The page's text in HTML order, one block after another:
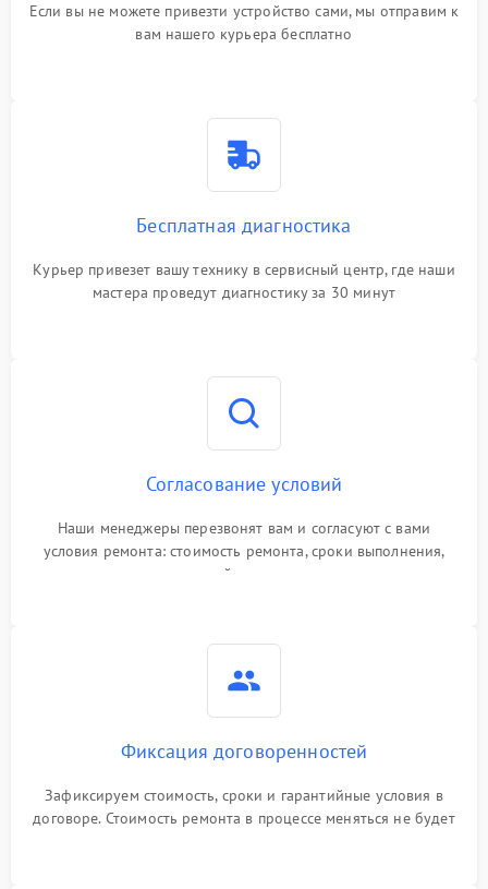
Если вы не можете привезти устройство сами, мы отправим к
вам нашего курьера бесплатно
Бесплатная диагностика
Курьер привезет вашу технику в сервисный центр, где наши
мастера проведут диагностику за 30 минут
Согласование условий
Наши менеджеры перезвонят вам и согласуют с вами
условия ремонта: стоимость ремонта, сроки выполнения,
гарантийные условия
Фиксация договоренностей
Зафиксируем стоимость, сроки и гарантийные условия в
договоре. Стоимость ремонта в процессе меняться не будет